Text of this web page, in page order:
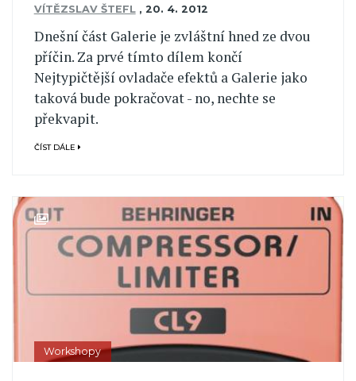
VÍTĚZSLAV ŠTEFL , 20. 4. 2012
Dnešní část Galerie je zvláštní hned ze dvou
příčin. Za prvé tímto dílem končí
Nejtypičtější ovladače efektů a Galerie jako
taková bude pokračovat - no, nechte se
překvapit.
ČÍST DÁLE
Workshopy